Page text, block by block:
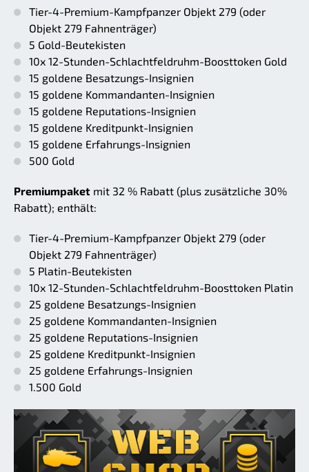
Tier-4-Premium-Kampfpanzer Objekt 279 (oder
Objekt 279 Fahnenträger)
5 Gold-Beutekisten
10x 12-Stunden-Schlachtfeldruhm-Boosttoken Gold
15 goldene Besatzungs-Insignien
15 goldene Kommandanten-Insignien
15 goldene Reputations-Insignien
15 goldene Kreditpunkt-Insignien
15 goldene Erfahrungs-Insignien
500 Gold
Premiumpaket mit 32 % Rabatt (plus zusätzliche 30%
Rabatt); enthält:
Tier-4-Premium-Kampfpanzer Objekt 279 (oder
Objekt 279 Fahnenträger)
5 Platin-Beutekisten
10x 12-Stunden-Schlachtfeldruhm-Boosttoken Platin
25 goldene Besatzungs-Insignien
25 goldene Kommandanten-Insignien
25 goldene Reputations-Insignien
25 goldene Kreditpunkt-Insignien
25 goldene Erfahrungs-Insignien
1.500 Gold